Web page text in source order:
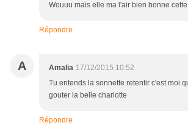
Wouuu mais elle ma l'air bien bonne
Répondre
A Amalia 17/12/2015 10:52
Tu entends la sonnette retentir c'est moi
gouter la belle charlotte
Répondre